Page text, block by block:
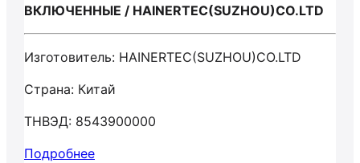
ВКЛЮЧЕННЫЕ / HAINERTEC(SUZHOU)CO.LTD
Изготовитель: HAINERTEC(SUZHOU)CO.LTD
Страна: Китай
ТНВЭД: 8543900000
Подробнее